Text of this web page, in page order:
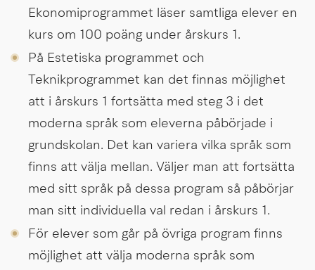
Ekonomiprogrammet läser samtliga elever en
kurs om 100 poäng under årskurs 1.
På Estetiska programmet och
Teknikprogrammet kan det finnas möjlighet
att i årskurs 1 fortsätta med steg 3 i det
moderna språk som eleverna påbörjade i
grundskolan. Det kan variera vilka språk som
finns att välja mellan. Väljer man att fortsätta
med sitt språk på dessa program så påbörjar
man sitt individuella val redan i årskurs 1.
För elever som går på övriga program finns
möjlighet att välja moderna språk som